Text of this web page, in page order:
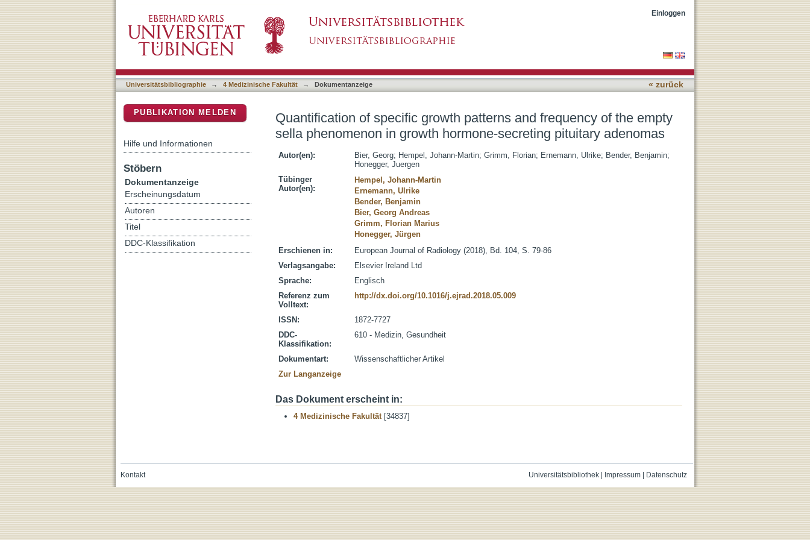
Quantification of specific growth patterns and frequency of the empty sella phenomenon in growth
hormone-secreting pituitary adenomas
Einloggen
Universitätsbibliographie → 4 Medizinische Fakultät → Dokumentanzeige « zurück
Quantification of specific growth patterns and frequency of the empty
sella phenomenon in growth hormone-secreting pituitary adenomas
Autor(en): Bier, Georg; Hempel, Johann-Martin; Grimm, Florian; Ernemann, Ulrike; Bender, Benjamin;
Honegger, Juergen
Tübinger
Autor(en):
Hempel, Johann-Martin
Ernemann, Ulrike
Bender, Benjamin
Bier, Georg Andreas
Grimm, Florian Marius
Honegger, Jürgen
Erschienen in:
European Journal of Radiology (2018), Bd. 104, S. 79-86
Verlagsangabe:
Elsevier Ireland Ltd
Sprache:
Englisch
Referenz zum
Volltext:
http://dx.doi.org/10.1016/j.ejrad.2018.05.009
ISSN:
1872-7727
DDC-
Klassifikation:
610 - Medizin, Gesundheit
Dokumentart:
Wissenschaftlicher Artikel
Zur Langanzeige
Das Dokument erscheint in:
4 Medizinische Fakultät[34837]
PUBLIKATION MELDEN
Hilfe und Informationen
Stöbern
Dokumentanzeige
Erscheinungsdatum
Autoren
Titel
DDC-Klassifikation
Universitätsbibliothek| Impressum| Datenschutz
Kontakt